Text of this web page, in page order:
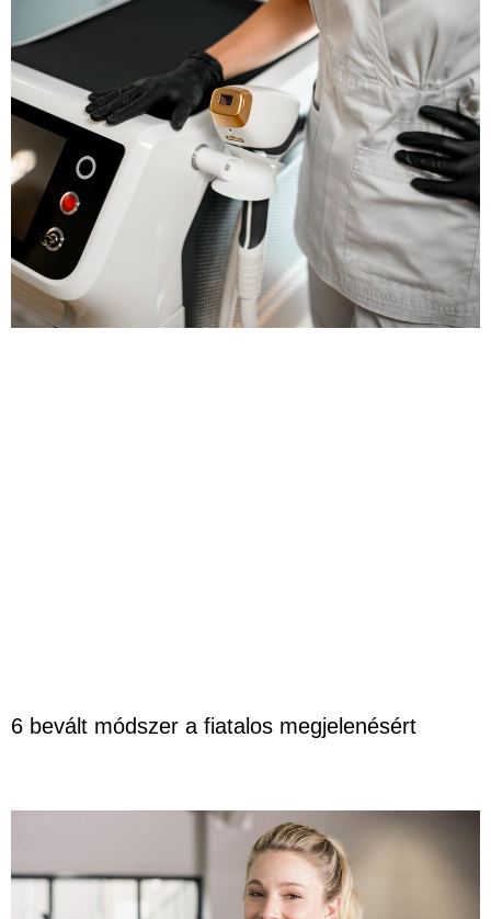
6 bevált módszer a fiatalos megjelenésért